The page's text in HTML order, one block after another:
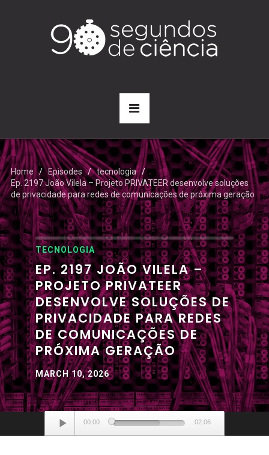
Home Episodes
tecnologia
Ep. 2197 João Vilela – Projeto PRIVATEER desenvolve soluções
de privacidade para redes de comunicações de próxima geração
TECNOLOGIA
EP. 2197 JOÃO VILELA –
PROJETO PRIVATEER
DESENVOLVE SOLUÇÕES DE
PRIVACIDADE PARA REDES
DE COMUNICAÇÕES DE
PRÓXIMA GERAÇÃO
MARCH 10, 2026
Audio
Player
00:00 02:06